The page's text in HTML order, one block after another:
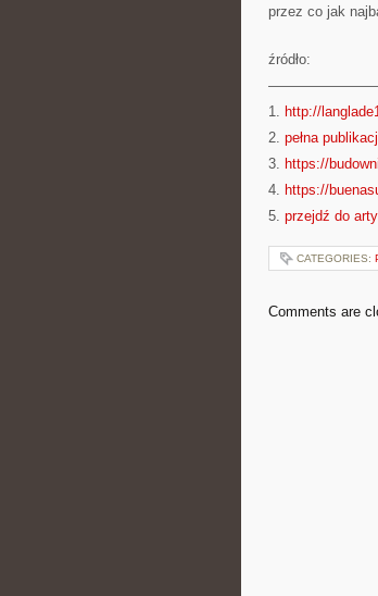
przez co jak
źródło:
1. http://
2. pełna
3. https://
4. https://
5. przejdź do
CATEGORIES:
Comments are